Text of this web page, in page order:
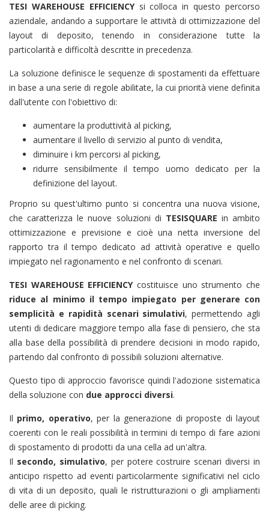
TESI WAREHOUSE EFFICIENCYsi colloca in questo percorso
aziendale, andando a supportare le attività di ottimizzazione del
layout di deposito, tenendo in considerazione tutte la
particolarità e difficoltà descritte in precedenza.
La soluzione definisce le sequenze di spostamenti da effettuare
in base a una serie di regole abilitate, la cui priorità viene definita
dall'utente con l'obiettivo di:
aumentare la produttività al picking,
aumentare il livello di servizio al punto di vendita,
diminuire i km percorsi al picking,
ridurre sensibilmente il tempo uomo dedicato per la
definizione del layout.
Proprio su quest'ultimo punto si concentra una nuova visione,
che caratterizza le nuove soluzioni di TESISQUARE in ambito
ottimizzazione e previsione e cioè una netta inversione del
rapporto tra il tempo dedicato ad attività operative e quello
impiegato nel ragionamento e nel confronto di scenari.
TESI WAREHOUSE EFFICIENCYcostituisce uno strumento che
riduce al minimo il tempo impiegato per generare con
semplicità e rapidità scenari simulativi, permettendo agli
utenti di dedicare maggiore tempo alla fase di pensiero, che sta
alla base della possibilità di prendere decisioni in modo rapido,
partendo dal confronto di possibili soluzioni alternative.
Questo tipo di approccio favorisce quindi l'adozione sistematica
della soluzione con due approcci diversi.
Il primo, operativo, per la generazione di proposte di layout
coerenti con le reali possibilità in termini di tempo di fare azioni
di spostamento di prodotti da una cella ad un'altra.
Il secondo, simulativo, per potere costruire scenari diversi in
anticipo rispetto ad eventi particolarmente significativi nel ciclo
di vita di un deposito, quali le ristrutturazioni o gli ampliamenti
delle aree di picking.